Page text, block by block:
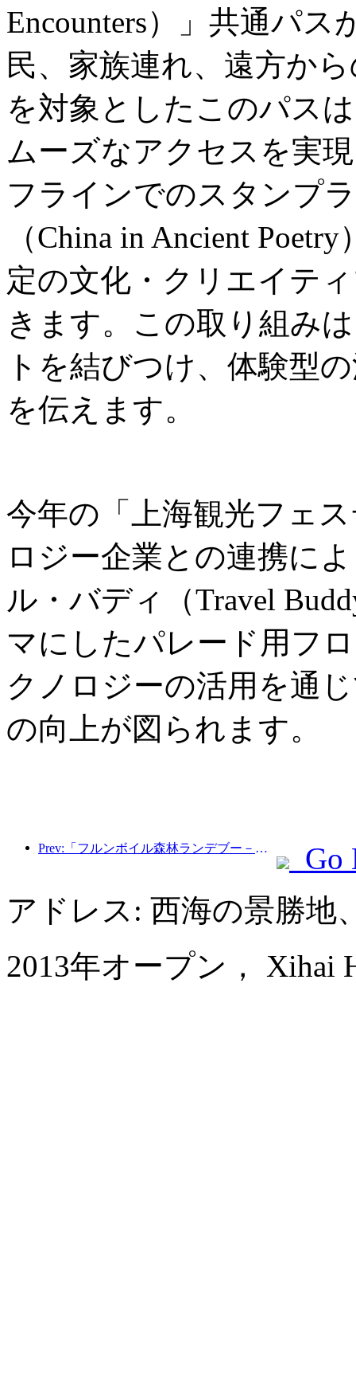
Encounters）」共通パ
民、家族連れ、遠方か
を対象としたこのパス
ムーズなアクセスを実
フラインでのスタンプ
（China in Ancient
定の文化・クリエイテ
きます。この取り組み
トを結びつけ、体験型
を伝えます。
今年の「上海観光フェ
ロジー企業との連携に
ル・バディ（Travel
マにしたパレード用フ
クノロジーの活用を通
の向上が図られます。
Prev:「フルンボイル森林ランデブー－大興安嶺エクスプレス－星光列車－天一旅」観光列車が初運行を行った。
Go
アドレス: 西海の景勝地
2013年オープン， Xihai